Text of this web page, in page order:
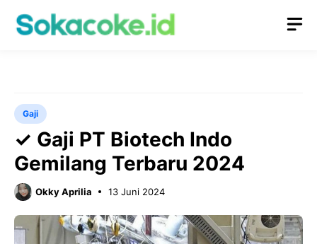
Gaji
✓ Gaji PT Biotech Indo
Gemilang Terbaru 2024
Okky Aprilia 13 Juni 2024